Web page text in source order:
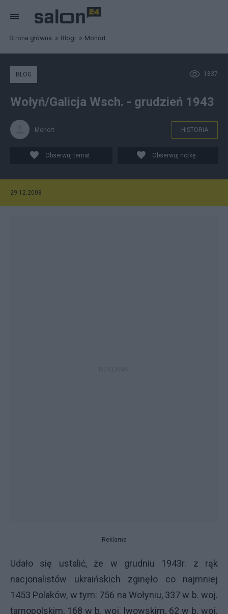
Strona główna Blogi Mohort
1837
BLOG
Wołyń/Galicja Wsch. - grudzień 1943
Mohort HISTORIA
Obserwuj temat Obserwuj notkę
29.12.2008
Reklama
Udało się ustalić, że w grudniu 1943r. z rąk
nacjonalistów ukraińskich zginęło co najmniej
1453 Polaków, w tym: 756 na Wołyniu, 337 w b. woj.
tarnopolskim, 168 w b. woj. lwowskim, 62 w b. woj.